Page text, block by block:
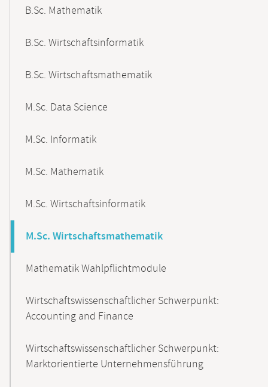
B.Sc. Mathematik
B.Sc. Wirtschaftsinformatik
B.Sc. Wirtschaftsmathematik
M.Sc. Data Science
M.Sc. Informatik
M.Sc. Mathematik
M.Sc. Wirtschaftsinformatik
M.Sc. Wirtschaftsmathematik
Mathematik Wahlpflichtmodule
Wirtschaftswissenschaftlicher Schwerpunkt:
Accounting and Finance
Wirtschaftswissenschaftlicher Schwerpunkt:
Marktorientierte Unternehmensführung